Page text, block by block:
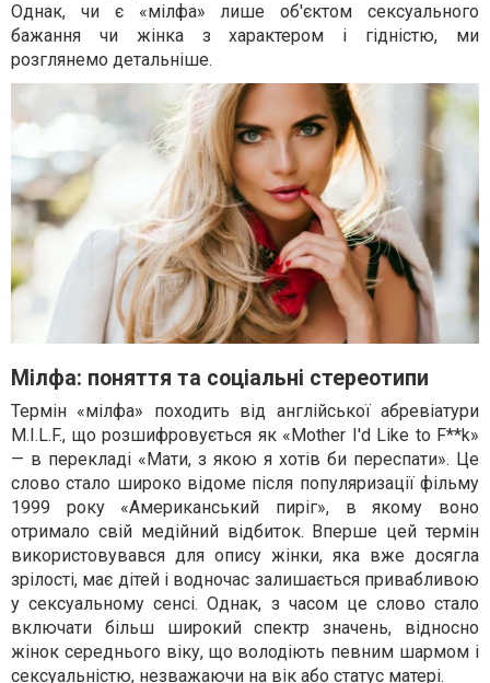
Однак, чи є «мілфа» лише об'єктом сексуального
бажання чи жінка з характером і гідністю, ми
розглянемо детальніше.
Мілфа: поняття та соціальні стереотипи
Термін «мілфа» походить від англійської абревіатури
M.I.L.F., що розшифровується як «Mother I'd Like to F**k»
— в перекладі «Мати, з якою я хотів би переспати». Це
слово стало широко відоме після популяризації фільму
1999 року «Американський пиріг», в якому воно
отримало свій медійний відбиток. Вперше цей термін
використовувався для опису жінки, яка вже досягла
зрілості, має дітей і водночас залишається привабливою
у сексуальному сенсі. Однак, з часом це слово стало
включати більш широкий спектр значень, відносно
жінок середнього віку, що володіють певним шармом і
сексуальністю, незважаючи на вік або статус матері.